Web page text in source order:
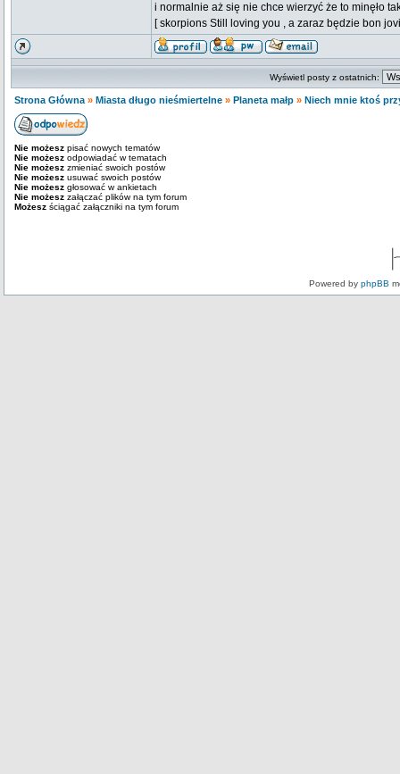
i normalnie aż się nie chce wierzyć że to minęło
[ skorpions Still loving you , a zaraz będzie bon
Wyświetl posty z ostatnich:
Strona Główna » Miasta długo nieśmiertelne » Planeta małp » Niech mnie ktoś
Nie możesz pisać nowych tematów
Nie możesz odpowiadać w tematach
Nie możesz zmieniać swoich postów
Nie możesz usuwać swoich postów
Nie możesz głosować w ankietach
Nie możesz załączać plików na tym forum
Możesz ściągać załączniki na tym forum
Powered by phpBB